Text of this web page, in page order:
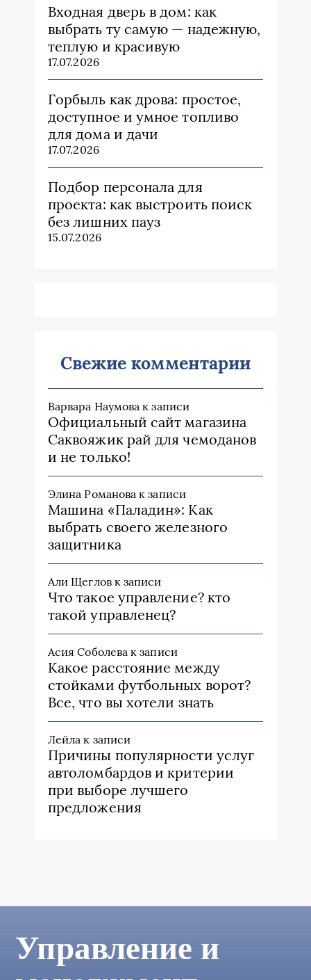
Входная дверь в дом: как
выбрать ту самую — надежную,
теплую и красивую
17.07.2026
Горбыль как дрова: простое,
доступное и умное топливо
для дома и дачи
17.07.2026
Подбор персонала для
проекта: как выстроить поиск
без лишних пауз
15.07.2026
Свежие комментарии
Варвара Наумова к записи
Официальный сайт магазина
Саквояжик рай для чемоданов
и не только!
Элина Романова к записи
Машина «Паладин»: Как
выбрать своего железного
защитника
Али Щегловк записи
Что такое управление? кто
такой управленец?
Асия Соболева к записи
Какое расстояние между
стойками футбольных ворот?
Все, что вы хотели знать
Лейла к записи
Причины популярности услуг
автоломбардов и критерии
при выборе лучшего
предложения
Управление и